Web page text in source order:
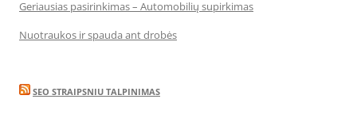
Geriausias pasirinkimas – Automobilių supirkimas
Nuotraukos ir spauda ant drobės
SEO STRAIPSNIU TALPINIMAS